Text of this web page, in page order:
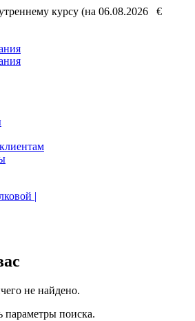
курсу (на 06.08.2026 €
|
не найдено.
параметры поиска.